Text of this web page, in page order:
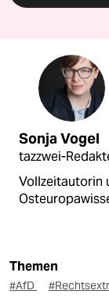
Sonja Vogel
tazzwei-
Vollzeitautorin
Themen
#AfD